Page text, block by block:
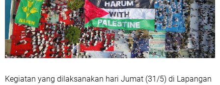
Kegiatan yang dilaksanakan hari Jumat (31/5) di Lapangan